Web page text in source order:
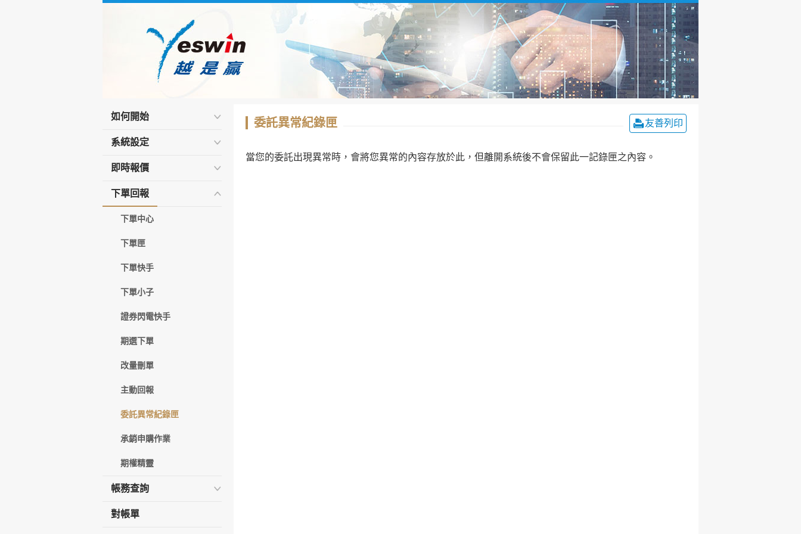
如何開始
系統設定
即時報價
下單回報
下單中心
下單匣
下單快手
下單小子
證券閃電快手
期選下單
改量刪單
主動回報
委託異常紀錄匣
承銷申購作業
期權精靈
帳務查詢
對帳單
友善列印
委託異常紀錄匣
當您的委託出現異常時，會將您異常的內容存放於此，但離開系統後不會保留此一記錄匣之內容。